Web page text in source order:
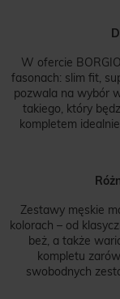
W ofercie
fasonach: slim fit,
pozwala na wybór
takiego, który
kompletem
Zestawy męskie
kolorach – od
beż, a także
kompletu
swobodnych